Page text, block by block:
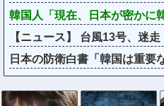
韓国人「現在、日本が密かに
【ニュース】 台風13号、迷
日本の防衛白書「韓国は重要